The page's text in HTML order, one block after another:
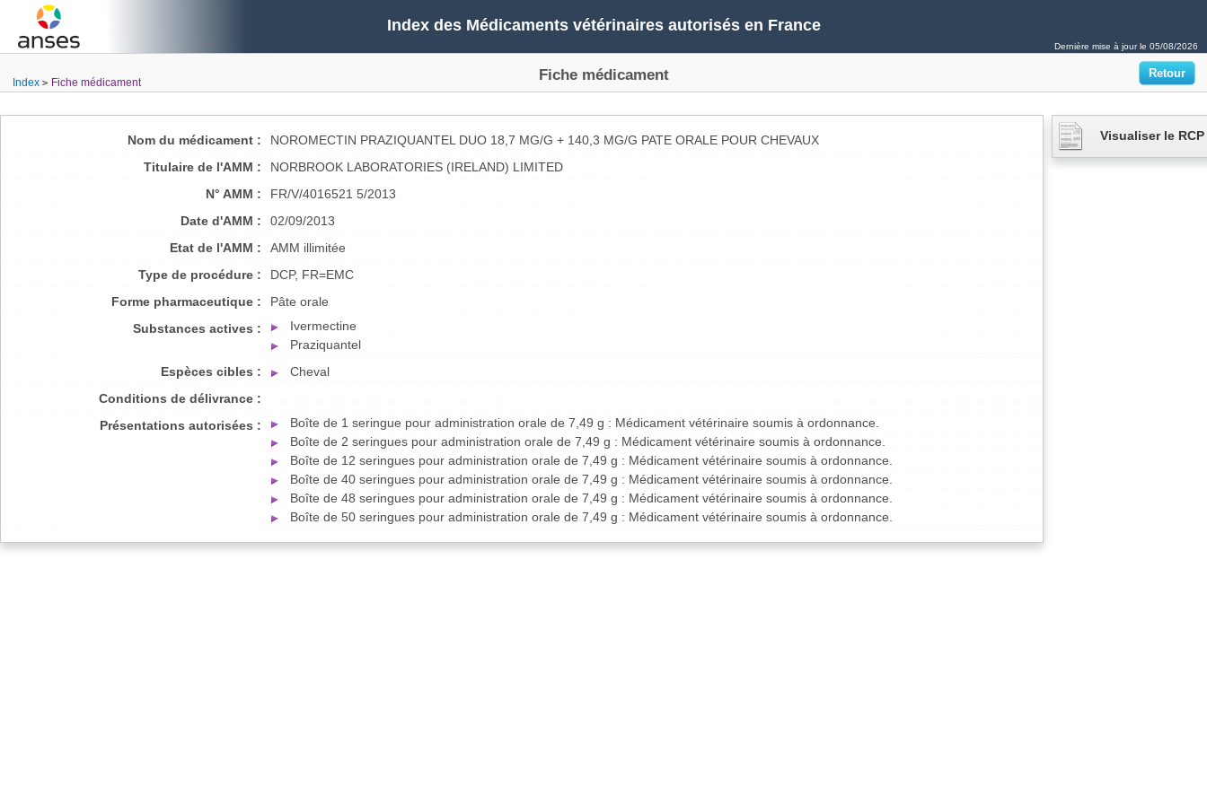
Index des Médicaments vétérinaires autorisés en France
Dernière mise à jour le 05/08/2026
Index Fiche médicament Fiche médicament
Nom du médicament :
NOROMECTIN PRAZIQUANTEL DUO 18,7 MG/G + 140,3 MG/G PATE ORALE POUR CHEVAUX
Titulaire de l'AMM :
NORBROOK LABORATORIES (IRELAND) LIMITED
N° AMM :
FR/V/4016521 5/2013
Date d'AMM :
02/09/2013
Etat de l'AMM :
AMM illimitée
Type de procédure :
DCP, FR=EMC
Forme pharmaceutique :
Pâte orale
Substances actives :
Ivermectine
Praziquantel
Espèces cibles :
Cheval
Conditions de délivrance :
Présentations autorisées :
Boîte de 1 seringue pour administration orale de 7,49 g : Médicament vétérinaire soumis à ordonnance.
Boîte de 2 seringues pour administration orale de 7,49 g : Médicament vétérinaire soumis à ordonnance.
Boîte de 12 seringues pour administration orale de 7,49 g : Médicament vétérinaire soumis à ordonnance.
Boîte de 40 seringues pour administration orale de 7,49 g : Médicament vétérinaire soumis à ordonnance.
Boîte de 48 seringues pour administration orale de 7,49 g : Médicament vétérinaire soumis à ordonnance.
Boîte de 50 seringues pour administration orale de 7,49 g : Médicament vétérinaire soumis à ordonnance.
Visualiser le RCP